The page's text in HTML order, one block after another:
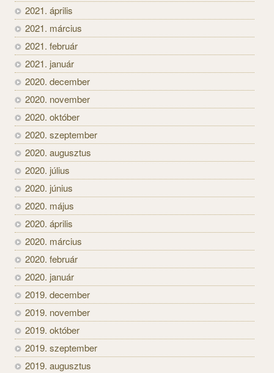
2021. április
2021. március
2021. február
2021. január
2020. december
2020. november
2020. október
2020. szeptember
2020. augusztus
2020. július
2020. június
2020. május
2020. április
2020. március
2020. február
2020. január
2019. december
2019. november
2019. október
2019. szeptember
2019. augusztus